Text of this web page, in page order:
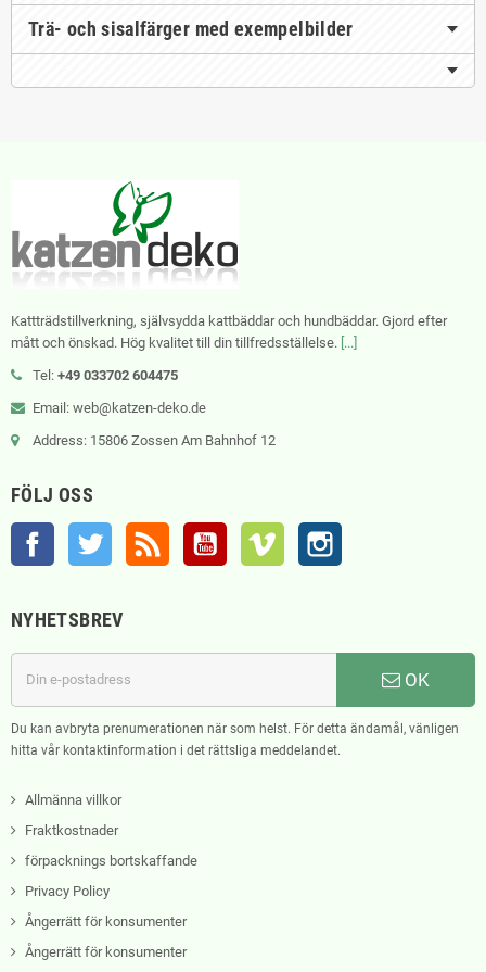
Trä- och sisalfärger med exempelbilder
Kattträdstillverkning, självsydda kattbäddar och hundbäddar. Gjord efter
mått och önskad. Hög kvalitet till din tillfredsställelse. [...]
Tel: +49 033702 604475
Email: web@katzen-deko.de
Address: 15806 Zossen Am Bahnhof 12
FÖLJ OSS
Facebook Twitter RSS YouTube Vimeo
NYHETSBREV
OK
Du kan avbryta prenumerationen när som helst. För detta ändamål, vänligen
hitta vår kontaktinformation i det rättsliga meddelandet.
Allmänna villkor
Fraktkostnader
förpacknings bortskaffande
Privacy Policy
Ångerrätt för konsumenter
Ångerrätt för konsumenter